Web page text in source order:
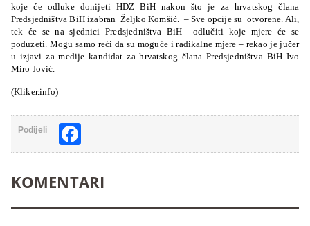
koje će odluke donijeti HDZ BiH nakon što je za hrvatskog člana
Predsjedništva BiH izabran Željko Komšić.
– Sve opcije su otvorene. Ali,
tek će se na sjednici Predsjedništva BiH odlučiti koje mjere će se
poduzeti. Mogu samo reći da su moguće i radikalne mjere – rekao je jučer
u izjavi za medije kandidat za hrvatskog člana Predsjedništva BiH Ivo
Miro Jović.
(Kliker.info)
Podijeli
KOMENTARI